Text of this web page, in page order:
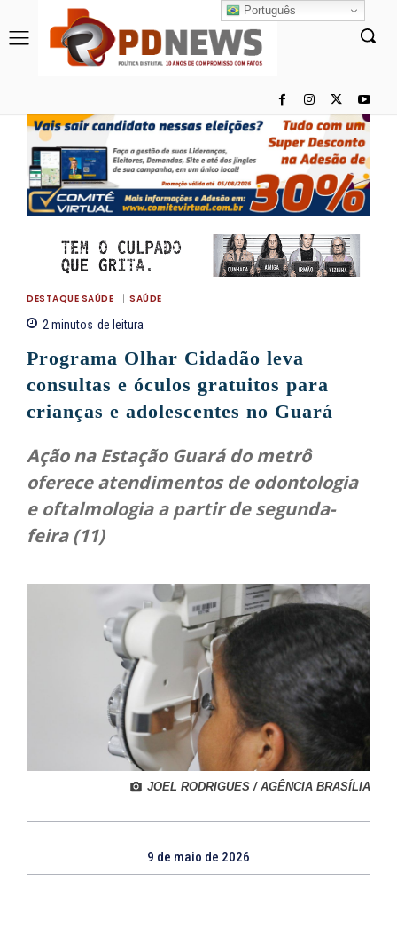
DESTAQUE SAÚDE SAÚDE
2minutos de leitura
Programa Olhar Cidadão leva
consultas e óculos gratuitos para
crianças e adolescentes no Guará
Ação na Estação Guará do metrô
oferece atendimentos de odontologia
e oftalmologia a partir de segunda-
feira (11)
JOEL RODRIGUES / AGÊNCIA BRASÍLIA
9 de maio de 2026
Português